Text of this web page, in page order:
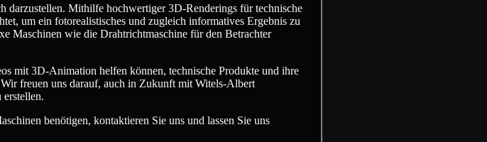
darzustellen. Mithilfe hochwertiger 3D-Renderings für technische
um ein fotorealistisches und zugleich informatives Ergebnis zu
Maschinen wie die Drahtrichtmaschine für den Betrachter
mit 3D-Animation helfen können, technische Produkte und ihre
freuen uns darauf, auch in Zukunft mit Witels-Albert
benötigen, kontaktieren Sie uns und lassen Sie uns